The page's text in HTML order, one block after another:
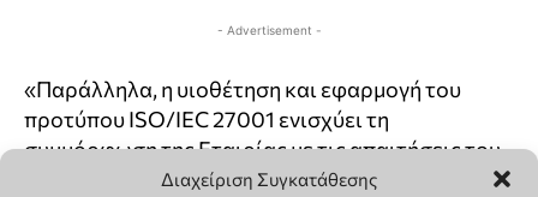
Διαχείριση Συγκατάθεσης